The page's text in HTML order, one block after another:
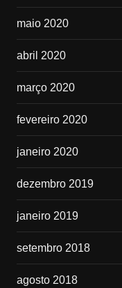
maio 2020
abril 2020
março 2020
fevereiro 2020
janeiro 2020
dezembro 2019
janeiro 2019
setembro 2018
agosto 2018